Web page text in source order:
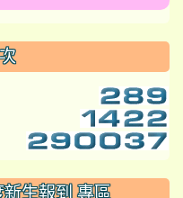
生報到 專區